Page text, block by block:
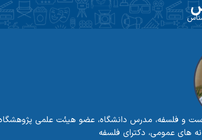
و سیاست و فلسفه، مدرس دانشگاه، عضو هیئت علمی
های عمومی، دکترای فلسفه